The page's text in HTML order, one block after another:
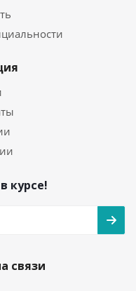
курсе!
связи